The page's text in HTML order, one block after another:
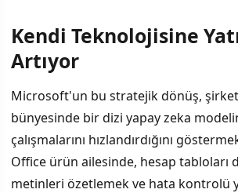
Kendi Teknolojisine
Artıyor
Microsoft'un bu stratejik dönüş,
bünyesinde bir dizi yapay zeka
çalışmalarını hızlandırdığını
Office ürün ailesinde, hesap tabloları
metinleri özetlemek ve hata kontrolü